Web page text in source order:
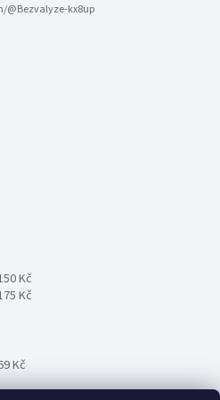
@Bezvalyze-kx8up
Kč
Kč
Kč